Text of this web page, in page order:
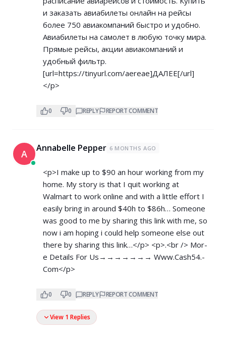
и заказать авиабилеты онлайн на рейсы
более 750 авиакомпаний быстро и удобно.
Авиабилеты на самолет в любую точку мира.
Прямые рейсы, акции авиакомпаний и
удобный фильтр.
[url=https://tinyurl.com/aereae]ДАЛЕЕ[/url]
</p>
0 0 REPLY REPORT COMMENT
A Annabelle Pepper 6 MONTHS AGO
<p>I make up to $90 an hour working from my
home. My story is that I quit working at
Walmart to work online and with a little effort I
easily bring in around $40h to $86h… Someone
was good to me by sharing this link with me, so
now i am hoping i could help someone else out
there by sharing this link…</p> <p>.<br /> M­­­­­­o­­­­­­r­­­­­­
e­ D­­­­­­e­­­­­­t­­­­­­a­­­­­­i­­­­­­l­­­­­­s For Us→→→→→→→ W­­w­w­.­­­C­­a­­s­­h­­­5­­­4­.­­
C­­­­o­­­m</p>
0 0 REPLY REPORT COMMENT
View 1 Replies